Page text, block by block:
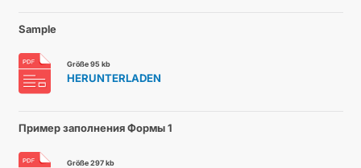
Sample
Größe 95 kb
HERUNTERLADEN
Пример заполнения Формы 1
Größe 297 kb